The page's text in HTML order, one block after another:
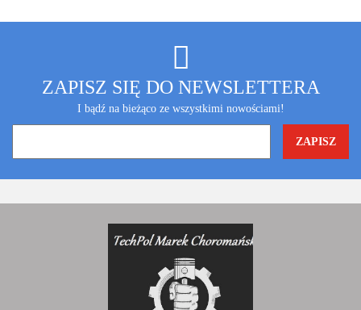
ZAPISZ SIĘ DO NEWSLETTERA
I bądź na bieżąco ze wszystkimi nowościami!